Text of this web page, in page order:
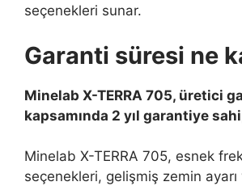
seçenekleri sunar.
Garanti süresi ne
Minelab X-TERRA 705, üretici
kapsamında 2 yıl garantiye
Minelab X-TERRA 705, esnek
seçenekleri, gelişmiş zemin ayarı